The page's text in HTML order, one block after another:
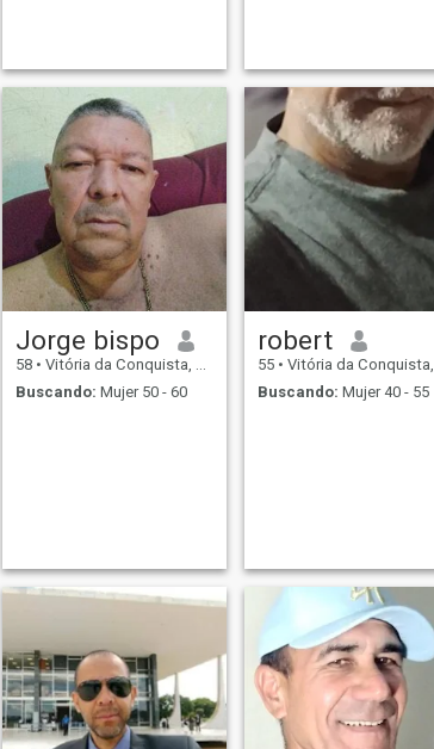
Jorge bispo
58 • Vitória da Conquista, Bahia, Brasil
Buscando: Mujer 50 - 60
robert
55 • Vitória da Conquista, Bahia, Brasil
Buscando: Mujer 40 - 55